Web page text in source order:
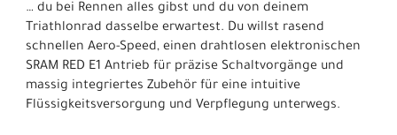
… du bei Rennen alles gibst und du von deinem
Triathlonrad dasselbe erwartest. Du willst rasend
schnellen Aero-Speed, einen drahtlosen elektronischen
SRAM RED E1 Antrieb für präzise Schaltvorgänge und
massig integriertes Zubehör für eine intuitive
Flüssigkeitsversorgung und Verpflegung unterwegs.